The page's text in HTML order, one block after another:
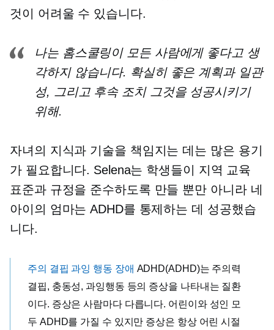
것이 어려울 수 있습니다.
나는 홈스쿨링이 모든 사람에게 좋다고 생
각하지 않습니다. 확실히 좋은 계획과 일관
성, 그리고 후속 조치그것을 성공시키기
위해.
자녀의 지식과 기술을 책임지는 데는 많은 용기
가 필요합니다. Selena는 학생들이 지역 교육
표준과 규정을 준수하도록 만들 뿐만 아니라 네
아이의 엄마는 ADHD를 통제하는 데 성공했습
니다.
주의 결핍 과잉 행동 장애 ADHD(ADHD)는 주의력
결핍, 충동성, 과잉행동 등의 증상을 나타내는 질환
이다. 증상은 사람마다 다릅니다. 어린이와 성인 모
두 ADHD를 가질 수 있지만 증상은 항상 어린 시절